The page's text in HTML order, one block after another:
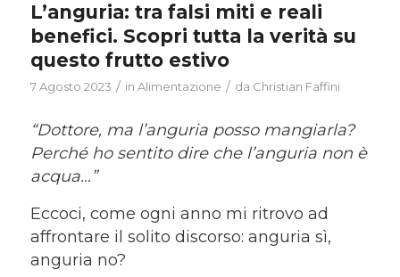
L’anguria: tra falsi miti e reali
benefici. Scopri tutta la verità su
questo frutto estivo
7 Agosto 2023 / in Alimentazione / da Christian Faffini
“Dottore, ma l’anguria posso mangiarla?
Perché ho sentito dire che l’anguria non è
acqua…”
Eccoci, come ogni anno mi ritrovo ad
affrontare il solito discorso: anguria sì,
anguria no?